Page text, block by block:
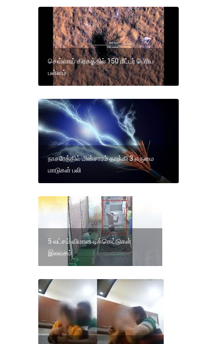
செவ்வாய் கிரகத்தில் 150 மீட்டர் பெரிய
பள்ளம்
நாசரேத்தில் மின்சாரம் தாக்கி 3 எருமை
மாடுகள் பலி
5 லட்சம் விமான டிக்கெட்டுகள்
இலவசம்